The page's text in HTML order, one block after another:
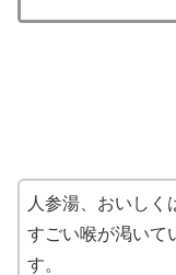
人参湯、おいしく
すごい喉が渇いて
す。